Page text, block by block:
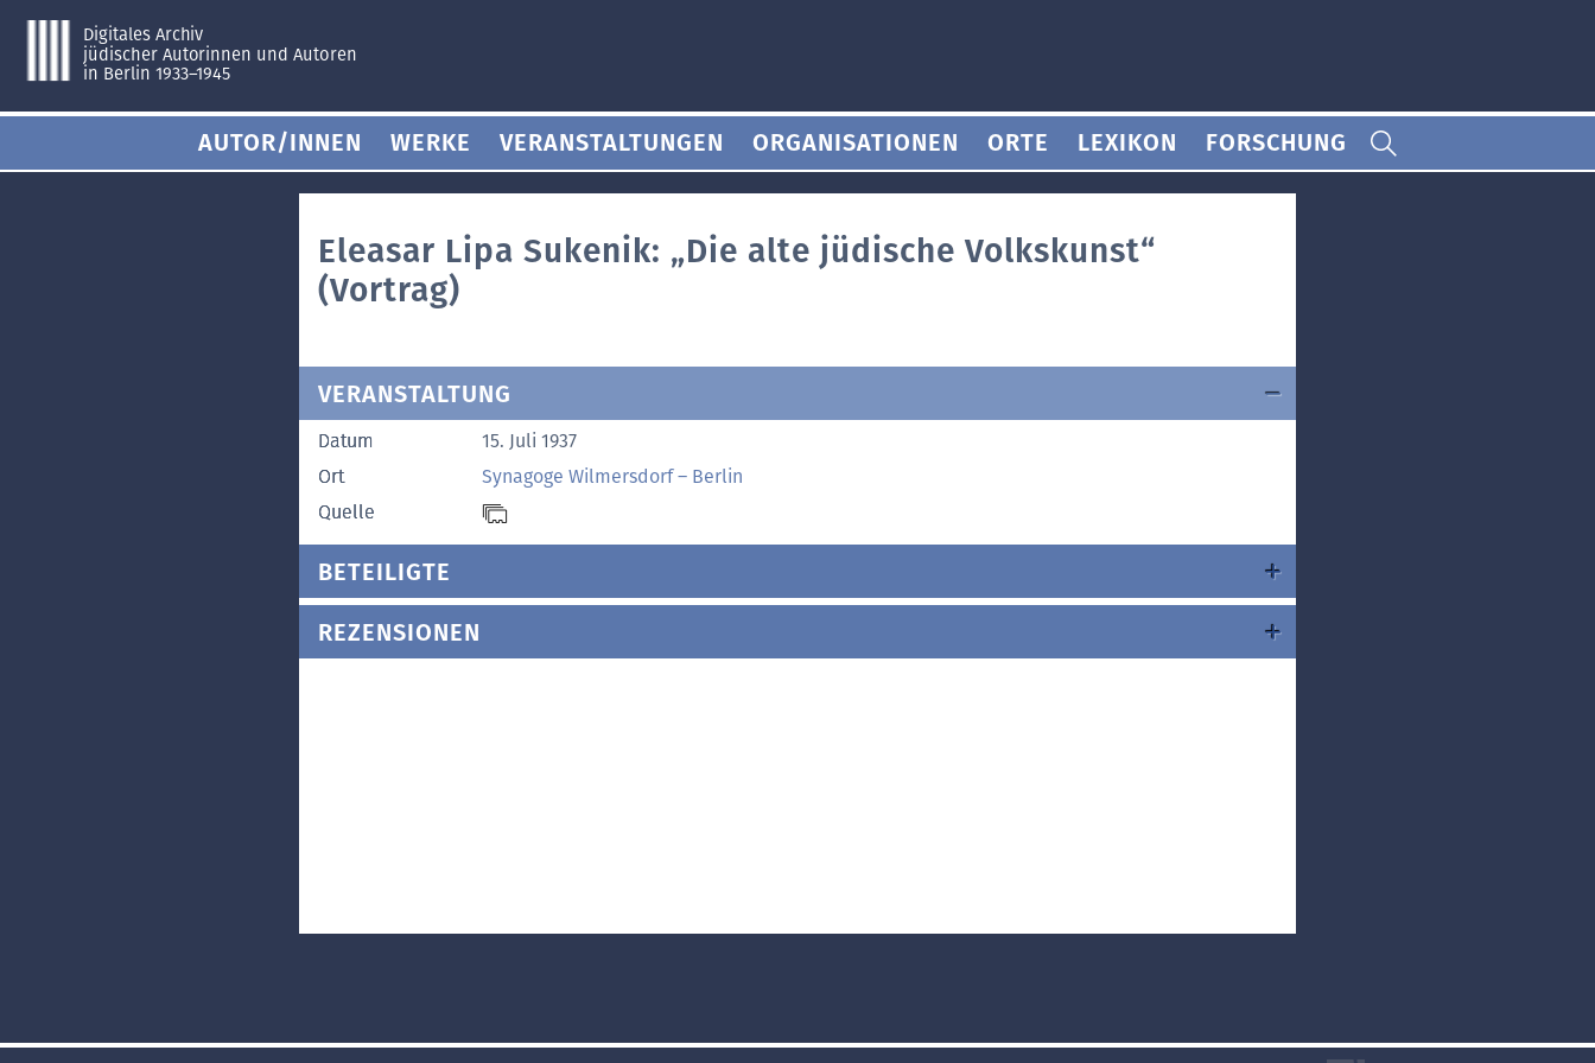
Digitales Archiv
jüdischer Autorinnen und Autoren
in Berlin 1933–1945
AUTOR/INNEN WERKE VERANSTALTUNGEN ORGANISATIONEN ORTE LEXIKON FORSCHUNG
Eleasar Lipa Sukenik: „Die alte jüdische Volkskunst“
(Vortrag)
VERANSTALTUNG
Datum
15. Juli 1937
Ort
Synagoge Wilmersdorf – Berlin
Quelle
BETEILIGTE
REZENSIONEN